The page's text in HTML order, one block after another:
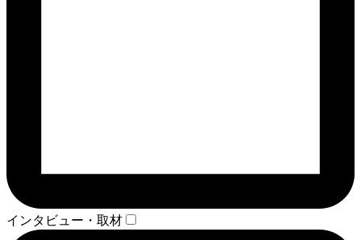
インタビュー・取材